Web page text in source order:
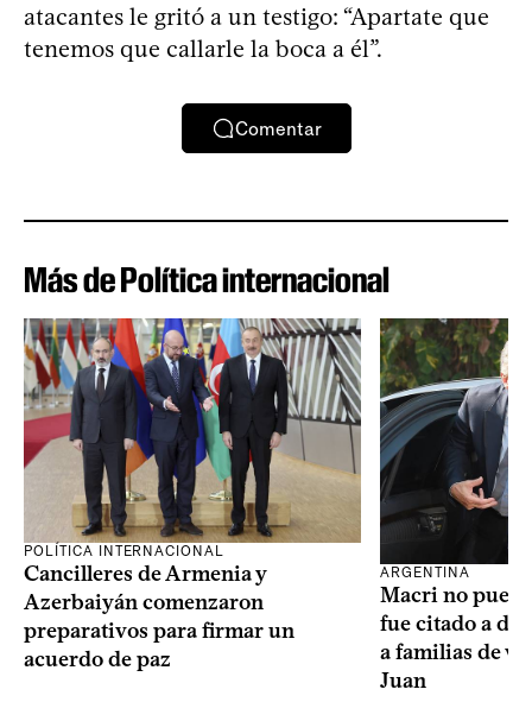
atacantes le gritó a un testigo: “Apartate que
tenemos que callarle la boca a él”.
Comentar
Más de Política internacional
POLÍTICA INTERNACIONAL
Cancilleres de Armenia y
Azerbaiyán comenzaron
preparativos para firmar un
acuerdo de paz
ARGENTINA
Macri no
fue citado a
a familias de
Juan